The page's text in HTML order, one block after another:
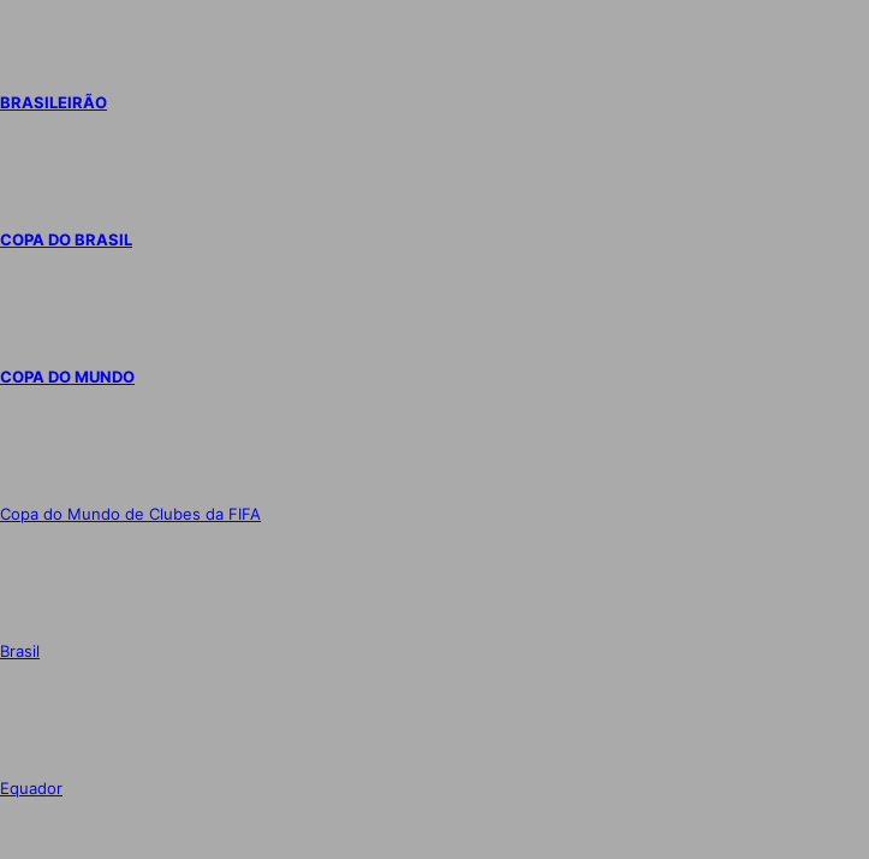
BRASILEIRÃO
COPA DO BRASIL
COPA DO MUNDO
Copa do Mundo de Clubes da FIFA
Brasil
Equador